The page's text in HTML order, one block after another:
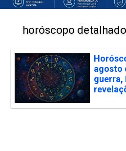
horóscopo
agosto
guerra,